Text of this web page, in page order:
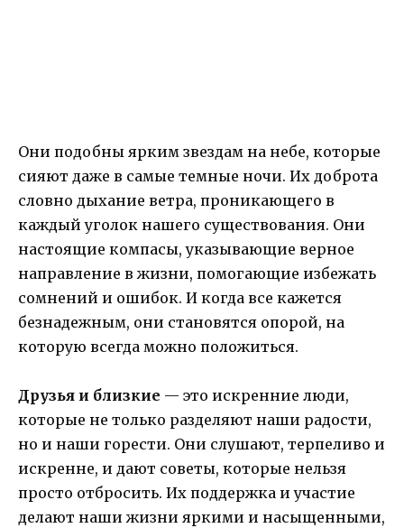
Они подобны ярким звездам на небе, которые
сияют даже в самые темные ночи. Их доброта
словно дыхание ветра, проникающего в
каждый уголок нашего существования. Они
настоящие компасы, указывающие верное
направление в жизни, помогающие избежать
сомнений и ошибок. И когда все кажется
безнадежным, они становятся опорой, на
которую всегда можно положиться.
Друзья и близкие — это искренние люди,
которые не только разделяют наши радости,
но и наши горести. Они слушают, терпеливо и
искренне, и дают советы, которые нельзя
просто отбросить. Их поддержка и участие
делают наши жизни яркими и насыщенными,